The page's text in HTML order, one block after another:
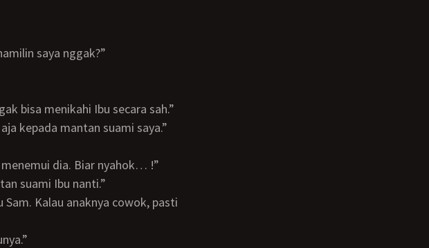
saya nggak?”
bisa menikahi Ibu secara sah.”
aja kepada mantan suami saya.”
menemui dia. Biar nyahok… !”
suami Ibu nanti.”